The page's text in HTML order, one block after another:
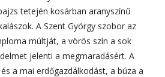
tetején kosárban aranyszínű
A Szent György szobor az
múltját, a vörös szín a sok
jelenti a megmaradásért. A
a mai erdőgazdálkodást, a búza a